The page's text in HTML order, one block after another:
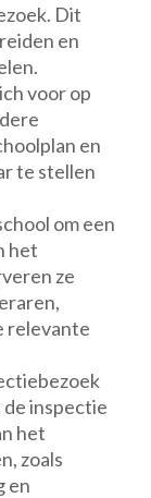
Dit
en
voor op
en
te stellen
om een
het
ze
relevante
inspectie
het
zoals
en